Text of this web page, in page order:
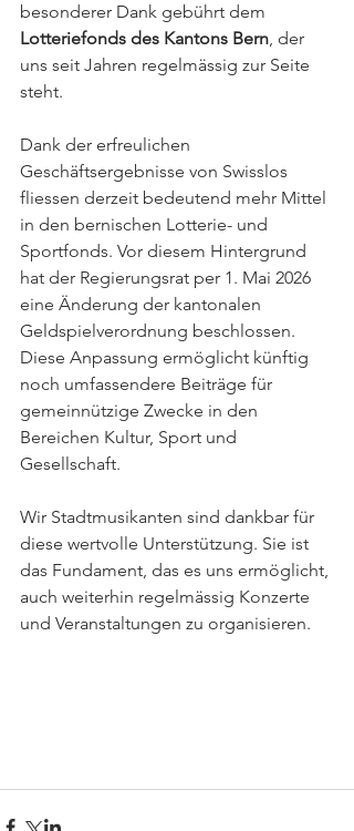
besonderer Dank gebührt dem
Lotteriefonds des Kantons Bern, der
uns seit Jahren regelmässig zur Seite
steht.
Dank der erfreulichen
Geschäftsergebnisse von Swisslos
fliessen derzeit bedeutend mehr Mittel
in den bernischen Lotterie- und
Sportfonds. Vor diesem Hintergrund
hat der Regierungsrat per 1. Mai 2026
eine Änderung der kantonalen
Geldspielverordnung beschlossen.
Diese Anpassung ermöglicht künftig
noch umfassendere Beiträge für
gemeinnützige Zwecke in den
Bereichen Kultur, Sport und
Gesellschaft.
Wir Stadtmusikanten sind dankbar für
diese wertvolle Unterstützung. Sie ist
das Fundament, das es uns ermöglicht,
auch weiterhin regelmässig Konzerte
und Veranstaltungen zu organisieren.